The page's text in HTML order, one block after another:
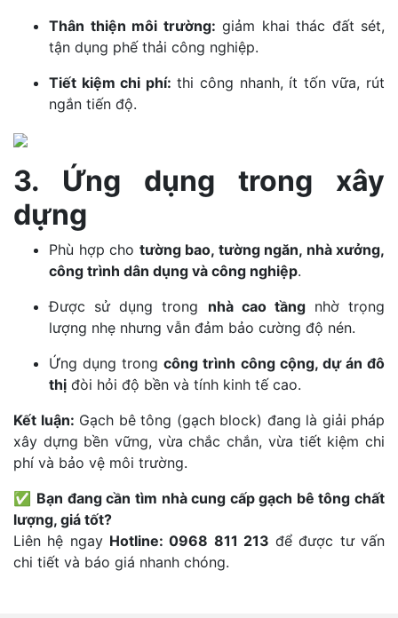
Thân thiện môi trường: giảm khai thác đất sét,
tận dụng phế thải công nghiệp.
Tiết kiệm chi phí: thi công nhanh, ít tốn vữa, rút
ngắn tiến độ.
3. Ứng dụng trong xây
dựng
Phù hợp cho tường bao, tường ngăn, nhà xưởng,
công trình dân dụng và công nghiệp.
Được sử dụng trong nhà cao tầngnhờ trọng
lượng nhẹ nhưng vẫn đảm bảo cường độ nén.
Ứng dụng trongcông trình công cộng, dự án đô
thị đòi hỏi độ bền và tính kinh tế cao.
Kết luận: Gạch bê tông (gạch block) đang là giải pháp
xây dựng bền vững, vừa chắc chắn, vừa tiết kiệm chi
phí và bảo vệ môi trường.
✅ Bạn đang cần tìm nhà cung cấp gạch bê tông chất
lượng, giá tốt?
Liên hệ ngay Hotline: 0968 811 213 để được tư vấn
chi tiết và báo giá nhanh chóng.